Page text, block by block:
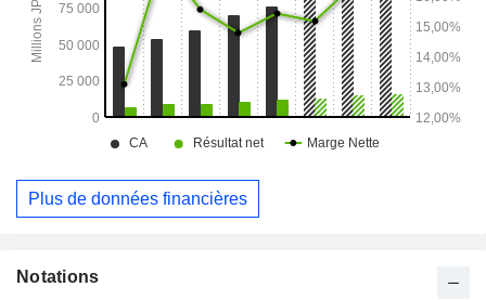
Plus de données financières
Notations